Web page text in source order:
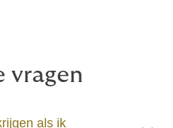
vragen
als ik